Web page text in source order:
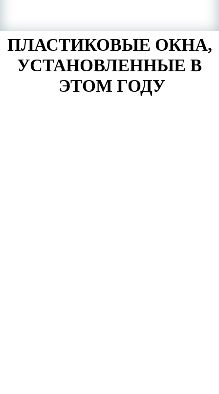
ПЛАСТИКОВЫЕ ОКНА,
УСТАНОВЛЕННЫЕ В
ЭТОМ ГОДУ